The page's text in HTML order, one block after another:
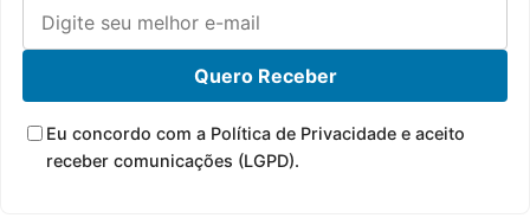
Quero Receber
Eu concordo com a Política de Privacidade e aceito
receber comunicações (LGPD).